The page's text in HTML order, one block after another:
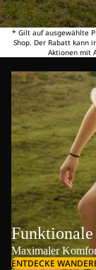
* Gilt auf ausgewählte
Shop. Der Rabatt kann
Aktionen mit
Maximaler
ENTDECKE